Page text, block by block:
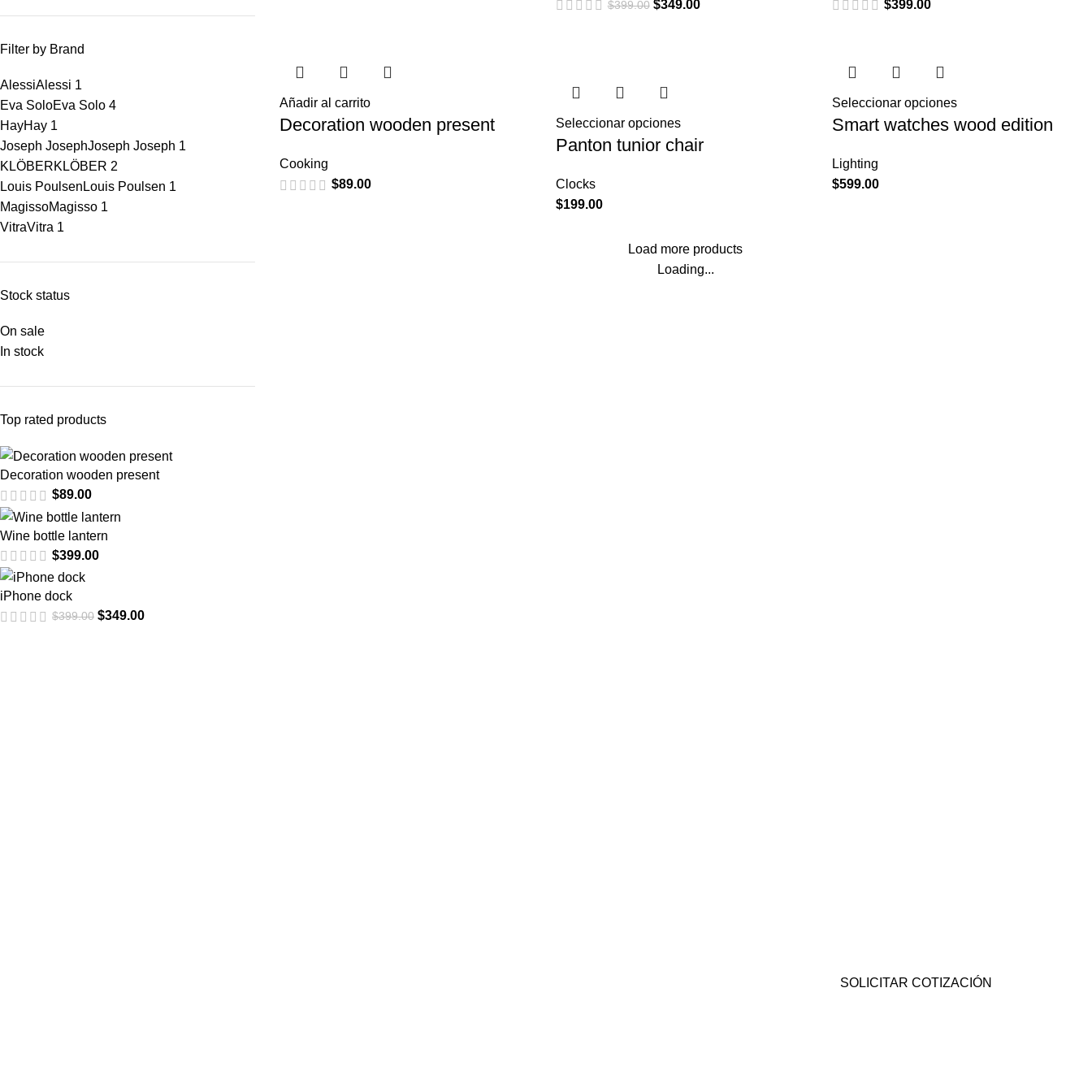
Filter by Brand
AlessiAlessi 1
Eva SoloEva Solo 4
HayHay 1
Joseph JosephJoseph Joseph 1
KLÖBERKLÖBER 2
Louis Poulsen Louis Poulsen 1
MagissoMagisso 1
VitraVitra 1
Stock status
On sale
In stock
Top rated products
Decoration wooden present
$89.00
Wine bottle lantern
$399.00
iPhone dock
$399.00 $349.00
$399.00 $349.00 $399.00
Añadir al carrito
Decoration wooden present
Cooking
$89.00
Seleccionar opciones
Panton tunior chair
Clocks
$199.00
Seleccionar opciones
Smart watches wood edition
Lighting
$599.00
Load more products
Loading...
SOLICITAR COTIZACIÓN